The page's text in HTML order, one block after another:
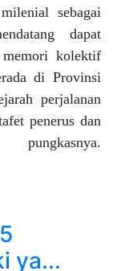
sebagai
dapat
memori kolektif
di Provinsi
perjalanan
penerus dan
ya...